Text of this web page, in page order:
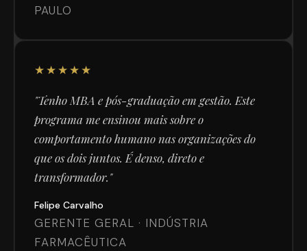
PAULO
★★★★★
"Tenho MBA e pós-graduação em gestão. Este
programa me ensinou mais sobre o
comportamento humano nas organizações do
que os dois juntos. É denso, direto e
transformador."
Felipe Carvalho
GERENTE GERAL · INDÚSTRIA
FARMACÊUTICA